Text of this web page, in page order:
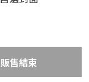
販售結束